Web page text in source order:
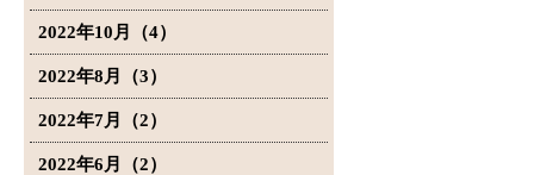
2022年10月（4）
2022年8月（3）
2022年7月（2）
2022年6月（2）